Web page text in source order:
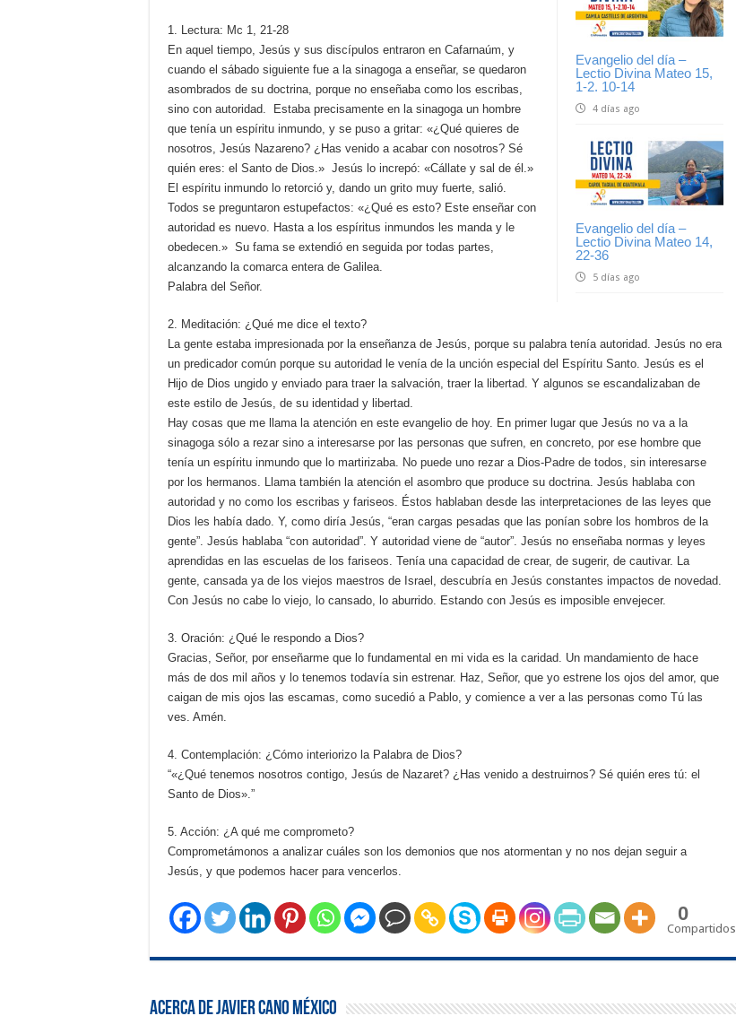
Evangelio del día –
Lectio Divina Mateo 15,
1-2. 10-14
4 días ago
Evangelio del día –
Lectio Divina Mateo 14,
22-36
5 días ago
1. Lectura: Mc 1, 21-28
En aquel tiempo, Jesús y sus discípulos entraron en Cafarnaúm, y
cuando el sábado siguiente fue a la sinagoga a enseñar, se quedaron
asombrados de su doctrina, porque no enseñaba como los escribas,
sino con autoridad. Estaba precisamente en la sinagoga un hombre
que tenía un espíritu inmundo, y se puso a gritar: «¿Qué quieres de
nosotros, Jesús Nazareno? ¿Has venido a acabar con nosotros? Sé
quién eres: el Santo de Dios.» Jesús lo increpó: «Cállate y sal de él.»
El espíritu inmundo lo retorció y, dando un grito muy fuerte, salió.
Todos se preguntaron estupefactos: «¿Qué es esto? Este enseñar con
autoridad es nuevo. Hasta a los espíritus inmundos les manda y le
obedecen.» Su fama se extendió en seguida por todas partes,
alcanzando la comarca entera de Galilea.
Palabra del Señor.
2. Meditación: ¿Qué me dice el texto?
La gente estaba impresionada por la enseñanza de Jesús, porque su palabra tenía autoridad. Jesús no era
un predicador común porque su autoridad le venía de la unción especial del Espíritu Santo. Jesús es el
Hijo de Dios ungido y enviado para traer la salvación, traer la libertad. Y algunos se escandalizaban de
este estilo de Jesús, de su identidad y libertad.
Hay cosas que me llama la atención en este evangelio de hoy. En primer lugar que Jesús no va a la
sinagoga sólo a rezar sino a interesarse por las personas que sufren, en concreto, por ese hombre que
tenía un espíritu inmundo que lo martirizaba. No puede uno rezar a Dios-Padre de todos, sin interesarse
por los hermanos. Llama también la atención el asombro que produce su doctrina. Jesús hablaba con
autoridad y no como los escribas y fariseos. Éstos hablaban desde las interpretaciones de las leyes que
Dios les había dado. Y, como diría Jesús, “eran cargas pesadas que las ponían sobre los hombros de la
gente”. Jesús hablaba “con autoridad”. Y autoridad viene de “autor”. Jesús no enseñaba normas y leyes
aprendidas en las escuelas de los fariseos. Tenía una capacidad de crear, de sugerir, de cautivar. La
gente, cansada ya de los viejos maestros de Israel, descubría en Jesús constantes impactos de novedad.
Con Jesús no cabe lo viejo, lo cansado, lo aburrido. Estando con Jesús es imposible envejecer.
3. Oración: ¿Qué le respondo a Dios?
Gracias, Señor, por enseñarme que lo fundamental en mi vida es la caridad. Un mandamiento de hace
más de dos mil años y lo tenemos todavía sin estrenar. Haz, Señor, que yo estrene los ojos del amor, que
caigan de mis ojos las escamas, como sucedió a Pablo, y comience a ver a las personas como Tú las
ves. Amén.
4. Contemplación: ¿Cómo interiorizo la Palabra de Dios?
“«¿Qué tenemos nosotros contigo, Jesús de Nazaret? ¿Has venido a destruirnos? Sé quién eres tú: el
Santo de Dios».”
5. Acción: ¿A qué me comprometo?
Comprometámonos a analizar cuáles son los demonios que nos atormentan y no nos dejan seguir a
Jesús, y que podemos hacer para vencerlos.
0
Compartidos
Acerca de Javier Cano México